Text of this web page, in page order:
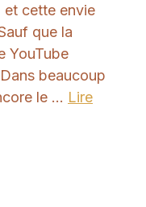
et cette envie
que la
YouTube
beaucoup
le ... Lire